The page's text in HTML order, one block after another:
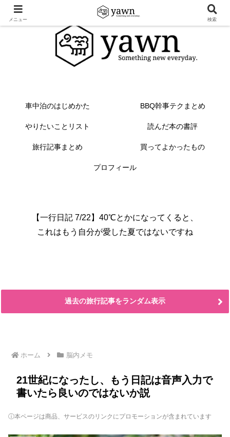
車中泊のはじめかた BBQ幹事テクまとめ
やりたいことリスト 読んだ本の書評
旅行記事まとめ 買ってよかったもの
プロフィール
【一行日記 7/22】40℃とかになってくると、
これはもう自分が愛した夏ではないですね
過去の旅行記事をランダム表示
ホーム 脳内メモ
21世紀になったし、もう日記は音声入力で
書いたら良いのではないか説
ⓘ本ページは商品、サービスのリンクにプロモーションが含まれています
メニュー 検索